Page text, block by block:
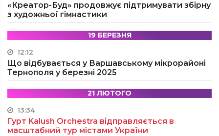
«Креатор-Буд» продовжує підтримувати збірну
з художньої гімнастики
19 БЕРЕЗНЯ
12:12
Що відбувається у Варшавському мікрорайоні
Тернополя у березні 2025
21 ЛЮТОГО
13:34
Гурт Kalush Orchestra відправляється в
масштабний тур містами України